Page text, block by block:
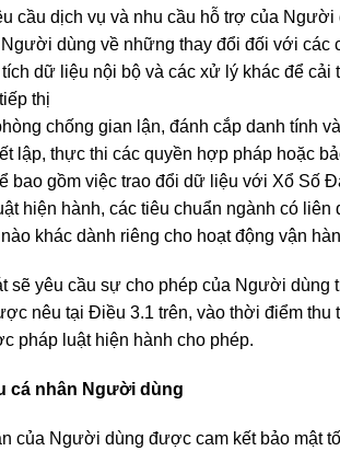
cầu dịch vụ và nhu cầu hỗ trợ của Người
dùng về những thay đổi đối với
dữ liệu nội bộ và các xử lý khác để
thị
chống gian lận, đánh cắp danh tính
lập, thực thi các quyền hợp pháp hoặc
bao gồm việc trao đổi dữ liệu với Xổ Số
hiện hành, các tiêu chuẩn ngành có
khác dành riêng cho hoạt động vận
sẽ yêu cầu sự cho phép của Người
nêu tại Điều 3.1 trên, vào thời điểm
pháp luật hiện hành cho phép.
cá nhân Người dùng
của Người dùng được cam kết bảo mật